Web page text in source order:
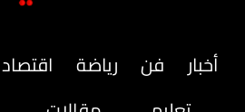
أخبار فن رياضة اقتصاد